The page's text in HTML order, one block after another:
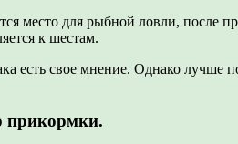
место для рыбной ловли, после
к шестам.
есть свое мнение. Однако лучше
прикормки.